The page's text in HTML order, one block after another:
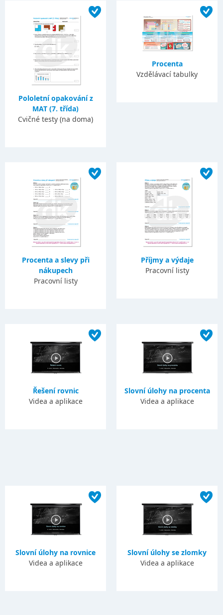
Pololetní opakování z
MAT (7. třída)
Cvičné testy (na doma)
Procenta
Vzdělávací tabulky
Procenta a slevy při
nákupech
Pracovní listy
Příjmy a výdaje
Pracovní listy
Řešení rovnic
Videa a aplikace
Slovní úlohy na procenta
Videa a aplikace
Slovní úlohy na rovnice
Videa a aplikace
Slovní úlohy se zlomky
Videa a aplikace